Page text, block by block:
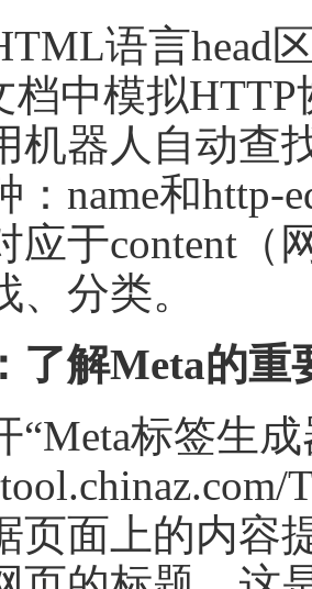
语言head
档中模拟
机器人自动查
：name和http-
应于content（
、分类。
了解Meta的重
“Meta标签生
页面上的内容